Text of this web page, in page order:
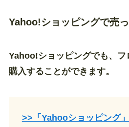
Yahoo!ショッピングで売
Yahoo!ショッピングでも、フ
購入することができます。
>>「Yahooショッピング